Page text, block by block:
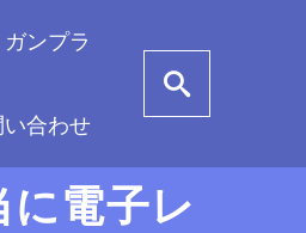
ガンプラ
い合わせ
電子レ